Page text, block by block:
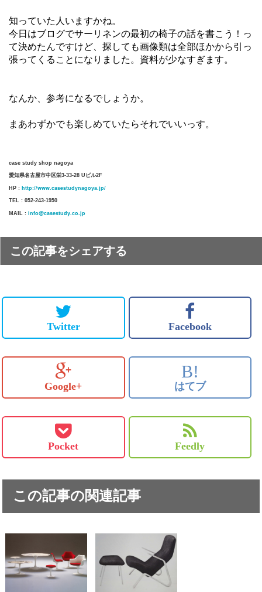
知っていた人いますかね。
今日はブログでサーリネンの最初の椅子の話を書こう！っ
て決めたんですけど、探しても画像類は全部ほかから引っ
張ってくることになりました。資料が少なすぎます。
なんか、参考になるでしょうか。
まあわずかでも楽しめていたらそれでいいっす。
case study shop nagoya
愛知県名古屋市中区栄3-33-28 Uビル2F
HP : http://www.casestudynagoya.jp/
TEL : 052-243-1950
MAIL : info@casestudy.co.jp
この記事をシェアする
Twitter Facebook
Google+
B!
はてブ
Pocket Feedly
この記事の関連記事